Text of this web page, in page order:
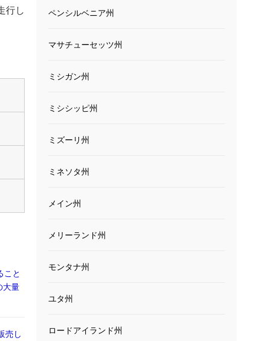
行し
こと
大量
売し
ペンシルベニア州
マサチューセッツ州
ミシガン州
ミシシッピ州
ミズーリ州
ミネソタ州
メイン州
メリーランド州
モンタナ州
ユタ州
ロードアイランド州